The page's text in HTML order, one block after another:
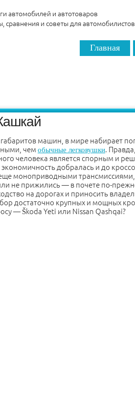
автомобилей и автотоваров
сравнения и советы для автомобилистов
Главная
машин, в мире набирает
чем обычные легковушки.
человека является спорным и
добралась и до
моноприводными трансмиссиями,
не прижились — в почете по-
на дорогах и приносить
достаточно крупных и мощных
— Škoda Yeti или Nissan Qashqai?